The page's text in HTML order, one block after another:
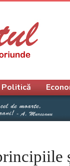
Politică